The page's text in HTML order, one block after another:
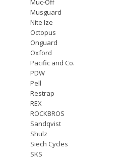
Muc-Off
Musguard
Nite Ize
Octopus
Onguard
Oxford
Pacific and Co.
PDW
Pell
Restrap
REX
ROCKBROS
Sandqvist
Shulz
Siech Cycles
SKS